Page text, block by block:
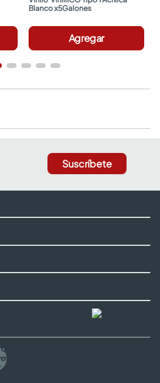
Blanco x5Galones
Agregar
Suscríbete